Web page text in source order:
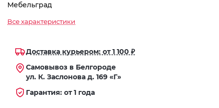
Мебельград
Все характеристики
Доставка курьером: от 1 100 ₽
Самовывоз в Белгороде
ул. К. Заслонова д. 169 «Г»
Гарантия: от 1 года